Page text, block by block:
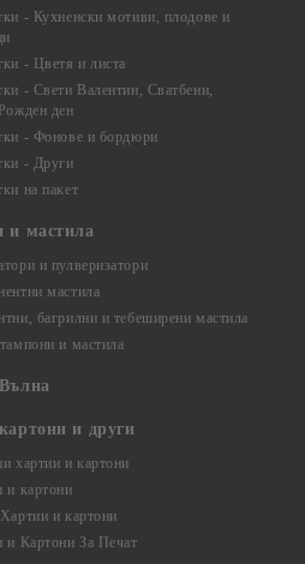
- Кухненски мотиви, плодове и
- Цветя и листа
- Свети Валентин, Сватбени,
ден
- Фонове и бордюри
- Други
на пакет
и мастила
и пулверизатори
мастила
багрилни и тебеширени мастила
и мастила
и други
хартии и картони
и картони
и картони
и Картони За Печат